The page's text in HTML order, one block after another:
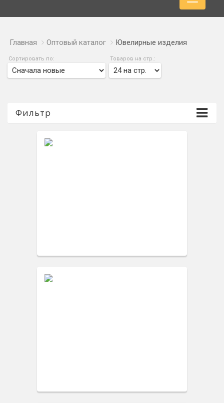
Главная Оптовый каталог Ювелирные изделия
Сортировать по: Товаров на стр.:
Фильтр